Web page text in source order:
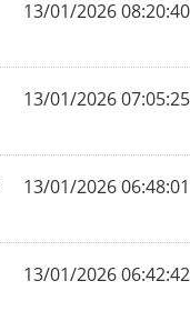
13/01/2026 08:20:40
13/01/2026 07:05:25
13/01/2026 06:48:01
13/01/2026 06:42:42